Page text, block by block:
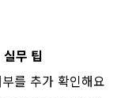
실무 팁
를 추가 확인해요